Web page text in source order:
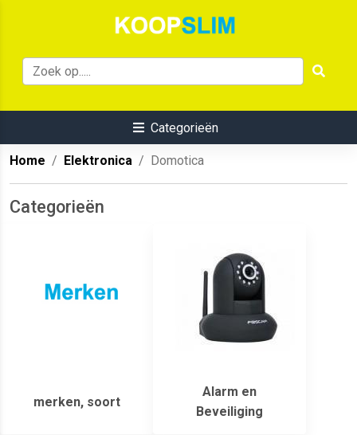
Categorieën
Home Elektronica Domotica
Categorieën
merken, soort
Alarm en
Beveiliging